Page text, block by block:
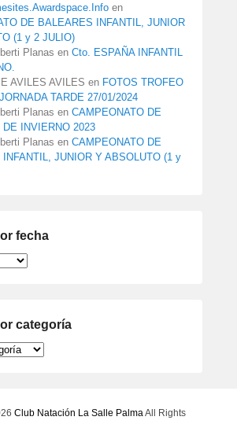
en
DE BALEARES INFANTIL, JUNIOR
(1 y 2 JULIO)
Planas en Cto. ESPAÑA INFANTIL
AVILES AVILES en FOTOS TROFEO
TARDE 27/01/2024
Planas en CAMPEONATO DE
DE INVIERNO 2023
Planas en CAMPEONATO DE
INFANTIL, JUNIOR Y ABSOLUTO (1 y
fecha
categoría
Club Natación La Salle PalmaAll Rights